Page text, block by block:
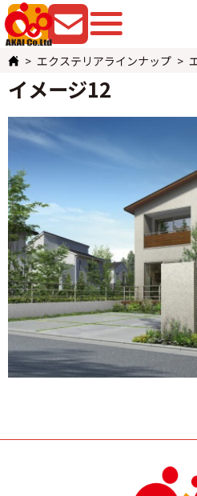
エクステリアラインナップ
イメージ12